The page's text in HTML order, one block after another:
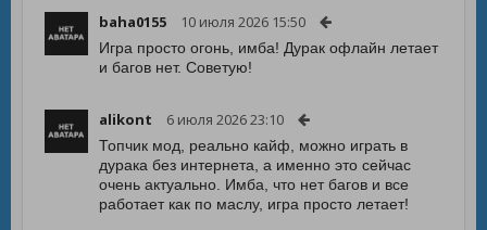
baha0155 10 июля 2026 15:50
Игра просто огонь, имба! Дурак офлайн летает
и багов нет. Советую!
alikont 6 июля 2026 23:10
Топчик мод, реально кайф, можно играть в
дурака без интернета, а именно это сейчас
очень актуально. Имба, что нет багов и все
работает как по маслу, игра просто летает!